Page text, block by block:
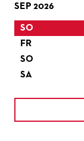
SEP 2026
SO
FR
SO
SA